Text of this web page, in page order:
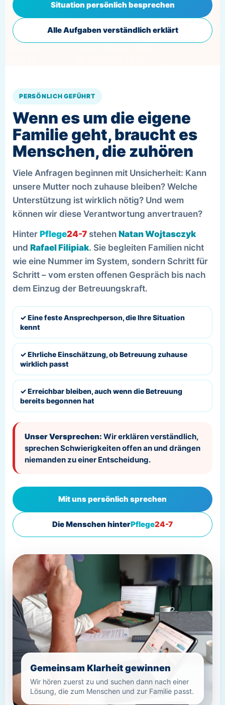
Situation persönlich besprechen
Alle Aufgaben verständlich erklärt
PERSÖNLICH GEFÜHRT
Wenn es um die eigene
Familie geht, braucht es
Menschen, die zuhören
Viele Anfragen beginnen mit Unsicherheit: Kann
unsere Mutter noch zuhause bleiben? Welche
Unterstützung ist wirklich nötig? Und wem
können wir diese Verantwortung anvertrauen?
Hinter Pflege24-7 stehen Natan Wojtasczyk
und Rafael Filipiak. Sie begleiten Familien nicht
wie eine Nummer im System, sondern Schritt für
Schritt – vom ersten offenen Gespräch bis nach
dem Einzug der Betreuungskraft.
✓ Eine feste Ansprechperson, die Ihre Situation
kennt
✓ Ehrliche Einschätzung, ob Betreuung zuhause
wirklich passt
✓ Erreichbar bleiben, auch wenn die Betreuung
bereits begonnen hat
Unser Versprechen: Wir erklären verständlich,
sprechen Schwierigkeiten offen an und drängen
niemanden zu einer Entscheidung.
Mit uns persönlich sprechen
Die Menschen hinterPflege24-7
Gemeinsam Klarheit gewinnen
Wir hören zuerst zu und suchen dann nach einer
Lösung, die zum Menschen und zur Familie passt.